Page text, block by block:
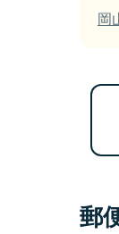
岡
郵